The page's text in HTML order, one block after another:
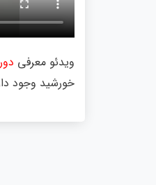
ویدئو معرفی
خورشید وجود